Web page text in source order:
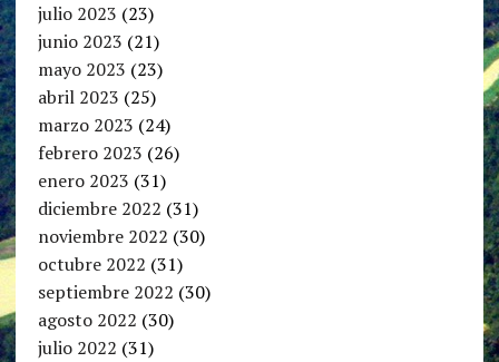
julio 2023 (23)
junio 2023 (21)
mayo 2023 (23)
abril 2023 (25)
marzo 2023 (24)
febrero 2023 (26)
enero 2023 (31)
diciembre 2022 (31)
noviembre 2022 (30)
octubre 2022 (31)
septiembre 2022 (30)
agosto 2022 (30)
julio 2022 (31)